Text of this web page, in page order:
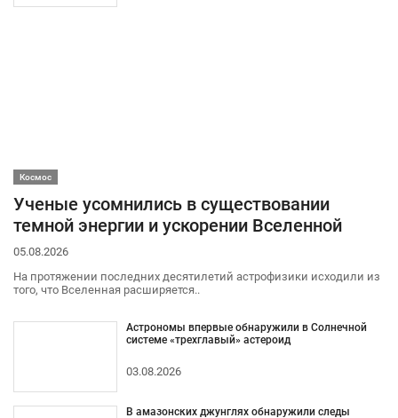
Космос
Ученые усомнились в существовании
темной энергии и ускорении Вселенной
05.08.2026
На протяжении последних десятилетий астрофизики исходили из
того, что Вселенная расширяется..
Астрономы впервые обнаружили в Солнечной
системе «трехглавый» астероид
03.08.2026
В амазонских джунглях обнаружили следы